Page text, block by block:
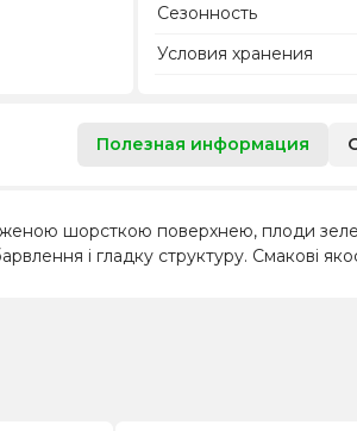
Сезонность
Условия хранения
Полезная информация
шорсткою поверхнею, плоди
і гладку структуру. Смакові